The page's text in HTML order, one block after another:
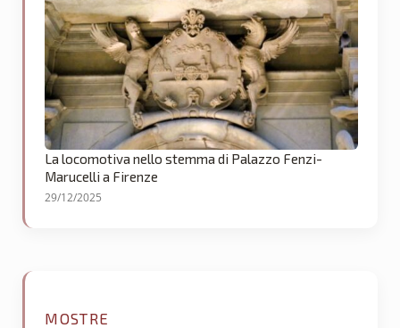
La locomotiva nello stemma di Palazzo Fenzi-
Marucelli a Firenze
29/12/2025
MOSTRE